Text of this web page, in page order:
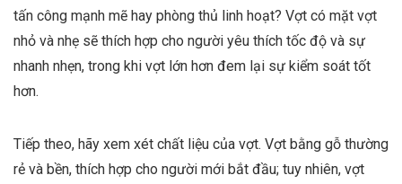
tấn công mạnh mẽ hay phòng thủ linh hoạt? Vợt có mặt vợt
nhỏ và nhẹ sẽ thích hợp cho người yêu thích tốc độ và sự
nhanh nhẹn, trong khi vợt lớn hơn đem lại sự kiểm soát tốt
hơn.
Tiếp theo, hãy xem xét chất liệu của vợt. Vợt bằng gỗ thường
rẻ và bền, thích hợp cho người mới bắt đầu; tuy nhiên, vợt